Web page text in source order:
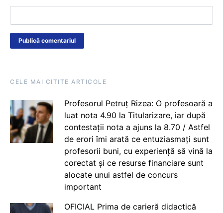
CELE MAI CITITE ARTICOLE
Profesorul Petruț Rizea: O profesoară a
luat nota 4.90 la Titularizare, iar după
contestații nota a ajuns la 8.70 / Astfel
de erori îmi arată ce entuziasmați sunt
profesorii buni, cu experiență să vină la
corectat și ce resurse financiare sunt
alocate unui astfel de concurs
important
OFICIAL Prima de carieră didactică